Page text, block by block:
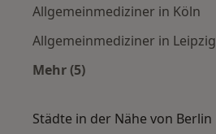
Allgemeinmediziner in Köln
Allgemeinmediziner in Leipzig
Mehr (5)
Städte in der Nähe von Berlin